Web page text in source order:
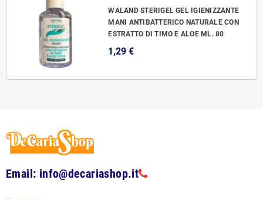
WALAND STERIGEL GEL IGIENIZZANTE
MANI ANTIBATTERICO NATURALE CON
ESTRATTO DI TIMO E ALOE ML. 80
1,29 €
Email: info@decariashop.it